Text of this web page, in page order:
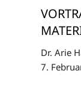
Dr. Arie
7.